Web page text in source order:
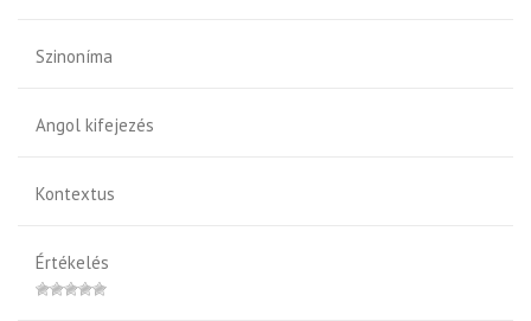
Szinoníma
Angol kifejezés
Kontextus
Értékelés